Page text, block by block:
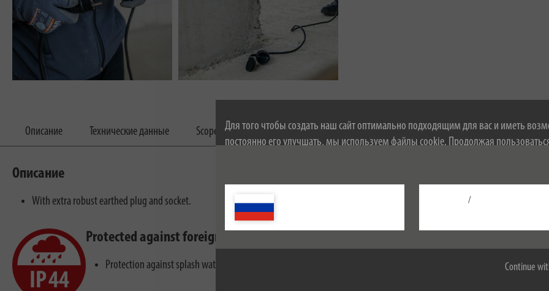
Для того чтобы создать наш сайт оптимально подходящим для вас и иметь
постоянно его улучшать, мы используем файлы cookie. Продолжая
Принять все
Continue
/
Описание Технические данные Scope of delivery Загрузки
Описание
With extra robust earthed plug and socket.
Protected against foreign bodies and splash water
Protection against splash water from all directions